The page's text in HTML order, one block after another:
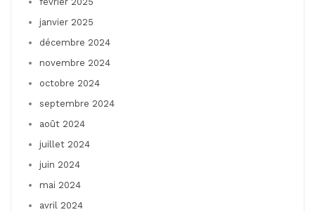
janvier 2025
décembre 2024
novembre 2024
octobre 2024
septembre 2024
août 2024
juillet 2024
juin 2024
mai 2024
avril 2024